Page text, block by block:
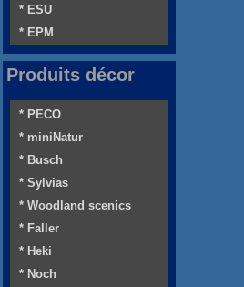
* ESU
* EPM
Produits décor
* PECO
* miniNatur
* Busch
* Sylvias
* Woodland scenics
* Faller
* Heki
* Noch